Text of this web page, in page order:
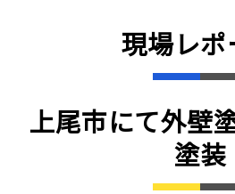
現場レポ
上尾市にて外壁
塗装